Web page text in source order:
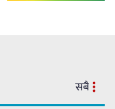
सबै